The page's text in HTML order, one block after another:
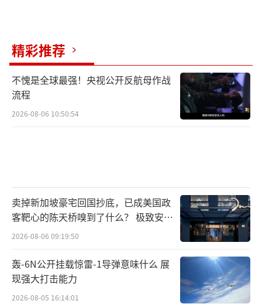
精彩推荐
不愧是全球最强！央视公开反航母作战
流程
2026-08-06 10:50:54
卖掉新加坡豪宅回国抄底，已成美国政
客靶心的陈天桥嗅到了什么？ 极致安全
的追寻
2026-08-06 09:19:50
轰-6N公开挂载惊雷-1导弹意味什么 展
现强大打击能力
2026-08-05 16:14:01